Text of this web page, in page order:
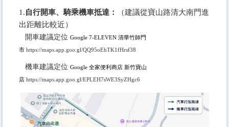
1.自行開車、騎乘機車抵達：
（建議從寶山路清大南門進
出距離比較近）
開車建議定位 Google 7-ELEVEN 清華竹師門
市 https://maps.app.goo.gl/QQ95oEhTK1fHrsf38
機車建議定位 Google 全家便利商店 新竹寶山
店 https://maps.app.goo.gl/EPLEH7sWE3SyZHgc6